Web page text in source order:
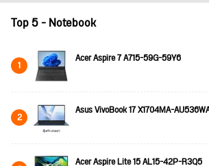
Top 5 - Notebook
1 Acer Aspire 7 A715-59G-59Y6
2 Asus VivoBook 17 X1704MA-
Acer Aspire Lite 15 AL15-42P-R3Q5